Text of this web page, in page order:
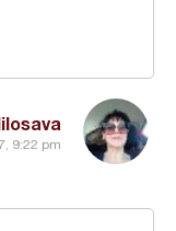
9:22 pm